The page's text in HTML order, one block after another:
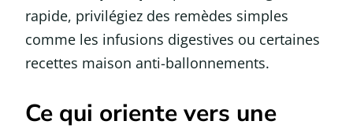
rapide, privilégiez des remèdes simples
comme les infusions digestives ou certaines
recettes maison anti-ballonnements.
Ce qui oriente vers une